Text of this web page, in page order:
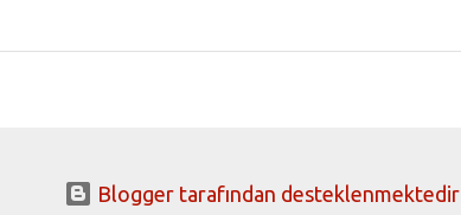
Blogger tarafından desteklenmektedir